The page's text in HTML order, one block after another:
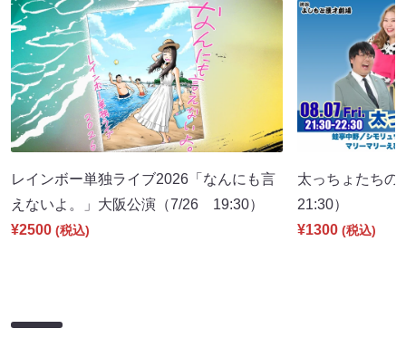
レインボー単独ライブ2026「なんにも言
えないよ。」大阪公演（7/26 19:30）
¥2500 (税込)
太っちょたち
21:30）
¥1300 (税込)